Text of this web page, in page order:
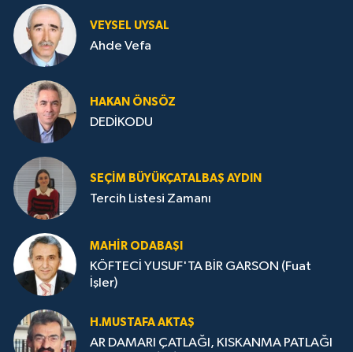
VEYSEL UYSAL
Ahde Vefa
HA­KAN ÖN­SÖZ
DEDİKODU
SEÇIM BÜYÜKÇATALBAŞ AYDIN
Tercih Listesi Zamanı
MAHIR ODABAŞI
KÖFTECİ YUSUF'TA BİR GARSON (Fuat
İşler)
H.MUS­TA­FA AK­TAŞ
AR DAMARI ÇATLAĞI, KISKANMA PATLAĞI